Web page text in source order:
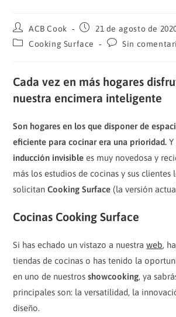
Autor
de
la
ACB Cook
Publicación
la
21 de agosto de
Categoría
entrada:
Cooking Surface
Comentarios
Sin
Cada vez en más hogares
nuestra encimera inteligente
Son hogares en los que disponer de
eficiente para cocinar era una prioridad.
inducción invisible es muy novedosa y
más los estudios de cocinas y sus clientes
solicitanCooking Surface (la versión
Cocinas Cooking Surface
Si has echado un vistazo a nuestraweb,
tiendas de cocinas o has tenido la
en uno de nuestrosshowcooking, ya
principales son: la versatilidad, la
diseño.